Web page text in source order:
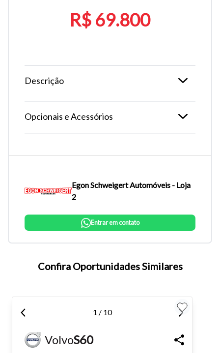
atalhos Ctrl+ (para aumentar) e Ctrl- (para diminuir) no seu
teclado.
R$ 69.800
Descrição
Opcionais e Acessórios
Egon Schweigert Automóveis - Loja
2
Entrar em contato
Confira Oportunidades Similares
1 / 10
VolvoS60